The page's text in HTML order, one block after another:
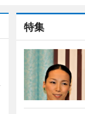
特集